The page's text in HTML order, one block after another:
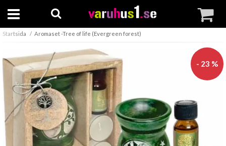
Startsida Aromaset -Tree of life (Evergreen forest)
- 23 %